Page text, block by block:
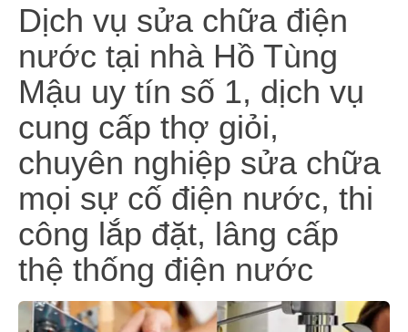
Dịch vụ sửa chữa điện
nước tại nhà Hồ Tùng
Mậu uy tín số 1, dịch vụ
cung cấp thợ giỏi,
chuyên nghiệp sửa chữa
mọi sự cố điện nước, thi
công lắp đặt, lâng cấp
thệ thống điện nước